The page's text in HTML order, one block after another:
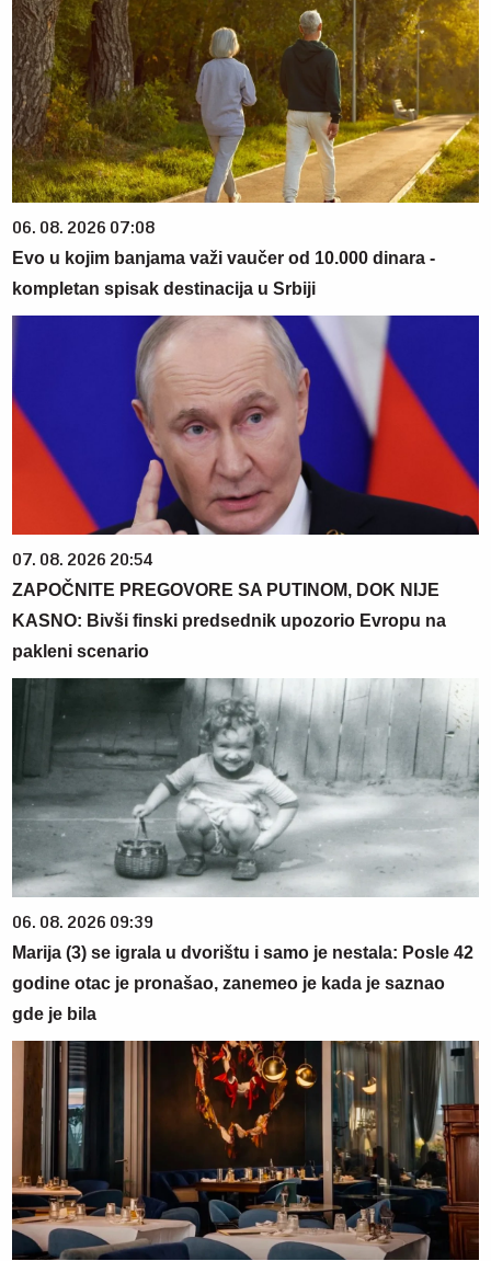
06. 08. 2026 07:08
Evo u kojim banjama važi vaučer od 10.000 dinara -
kompletan spisak destinacija u Srbiji
07. 08. 2026 20:54
ZAPOČNITE PREGOVORE SA PUTINOM, DOK NIJE
KASNO: Bivši finski predsednik upozorio Evropu na
pakleni scenario
06. 08. 2026 09:39
Marija (3) se igrala u dvorištu i samo je nestala: Posle 42
godine otac je pronašao, zanemeo je kada je saznao
gde je bila